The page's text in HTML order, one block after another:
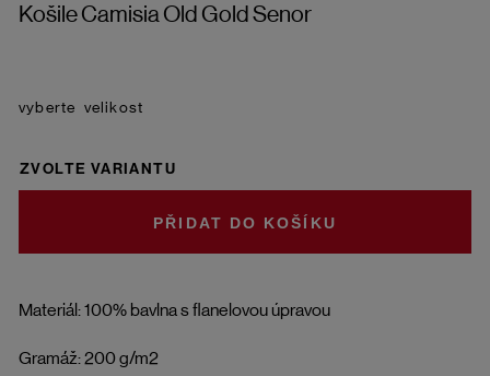
Košile Camisia Old Gold Senor
Materiál: 100% bavlna s flanelovou úpravou
Gramáž: 200 g/m2
velikost
ZVOLTE VARIANTU
DO KOŠÍKU